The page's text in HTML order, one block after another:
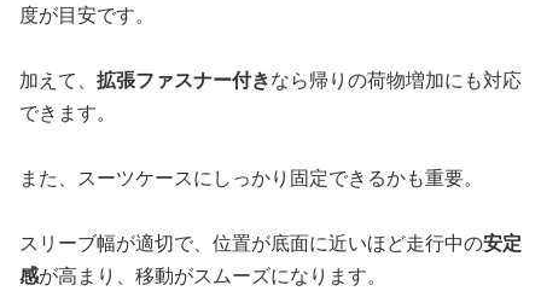
度が目安です。
加えて、 拡張ファスナー付きなら帰りの荷物増加にも対応
できます。
また、スーツケースにしっかり固定できるかも重要。
スリーブ幅が適切で、位置が底面に近いほど走行中の安定
感が高まり、移動がスムーズになります。